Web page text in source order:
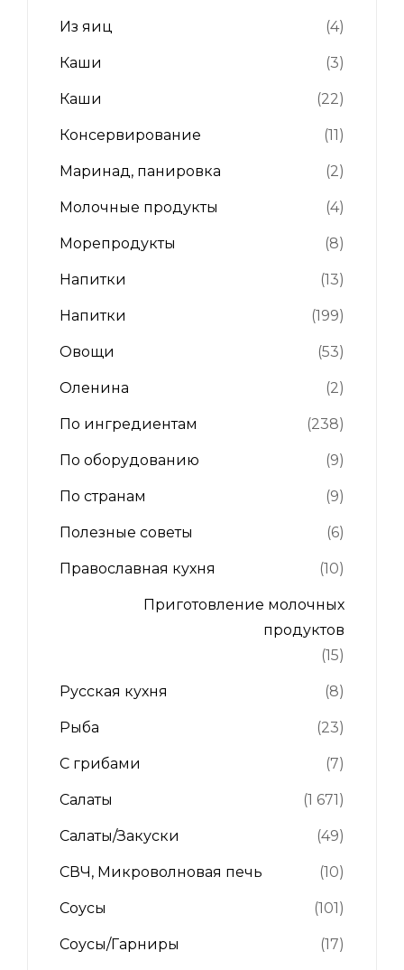
Из яиц (4)
Каши (3)
Каши (22)
Консервирование (11)
Маринад, панировка (2)
Молочные продукты (4)
Морепродукты (8)
Напитки (13)
Напитки (199)
Овощи (53)
Оленина (2)
По ингредиентам (238)
По оборудованию (9)
По странам (9)
Полезные советы (6)
Православная кухня (10)
Приготовление молочных
продуктов
(15)
Русская кухня (8)
Рыба (23)
С грибами (7)
Салаты (1 671)
Салаты/Закуски (49)
СВЧ, Микроволновая печь (10)
Соусы (101)
Соусы/Гарниры (17)